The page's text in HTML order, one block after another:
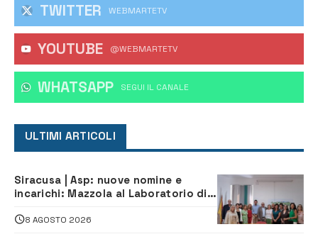
TWITTER WEBMARTETV
YOUTUBE @WEBMARTETV
WHATSAPP ‎SEGUI IL CANALE
ULTIMI ARTICOLI
Siracusa | Asp: nuove nomine e
incarichi: Mazzola al Laboratorio di
Servizio Legale
8 AGOSTO 2026